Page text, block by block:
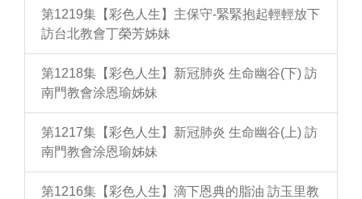
第1219集【彩色人生】主保守-緊緊抱起輕輕放下
訪台北教會丁榮芳姊妹
第1218集【彩色人生】新冠肺炎 生命幽谷(下) 訪
南門教會涂恩瑜姊妹
第1217集【彩色人生】新冠肺炎 生命幽谷(上) 訪
南門教會涂恩瑜姊妹
第1216集【彩色人生】滴下恩典的脂油 訪玉里教